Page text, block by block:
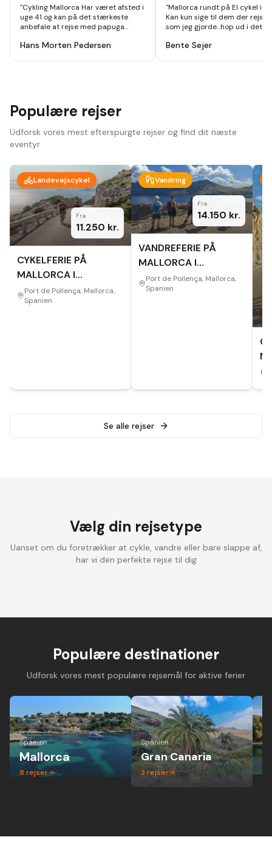
"Cykling Mallorca Har været afsted i
uge 41 og kan på det stærkeste
anbefale at rejse med papuga
til slut, modtog en app hvor alt var
Bare se at komme afsted der er
noget for en hver.
Hans Morten Pedersen
"Mallorca rundt på El cykel i
Kan kun sige til dem der rejser
som jeg gjorde...hop ud i det, I
mennesker, omgivelser og
Bente Sejer
Populære rejser
Udforsk vores mest efterspurgte rejser og find dit næste
eventyr
Landevejscykel
Fra
11.250 kr.
CYKELFERIE PÅ
MALLORCA I
EFTERÅRET
Port de Pollença, Mallorca,
Spanien
Vandring
Fra
14.150 kr.
VANDREFERIE PÅ
MALLORCA I
EFTERÅRET
Port de Pollença, Mallorca,
Spanien
Se alle rejser
Vælg din rejsetype
Uanset om du foretrækker at cykle, vandre eller bare slappe af,
har vi den perfekte rejse til dig
Populære destinationer
Udforsk vores mest populære rejsemål for aktive ferier
Spanien
Mallorca
8 rejser
Spanien
Gran Canaria
3 rejser